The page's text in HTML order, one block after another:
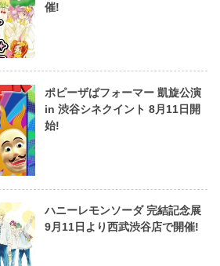
催!
ポピーザぱフォーマー 凱旋公演
in 渋谷シネクイント 8月11日開
始!
ハニーレモンソーダ 完結記念展
9月11日より西武渋谷店で開催!